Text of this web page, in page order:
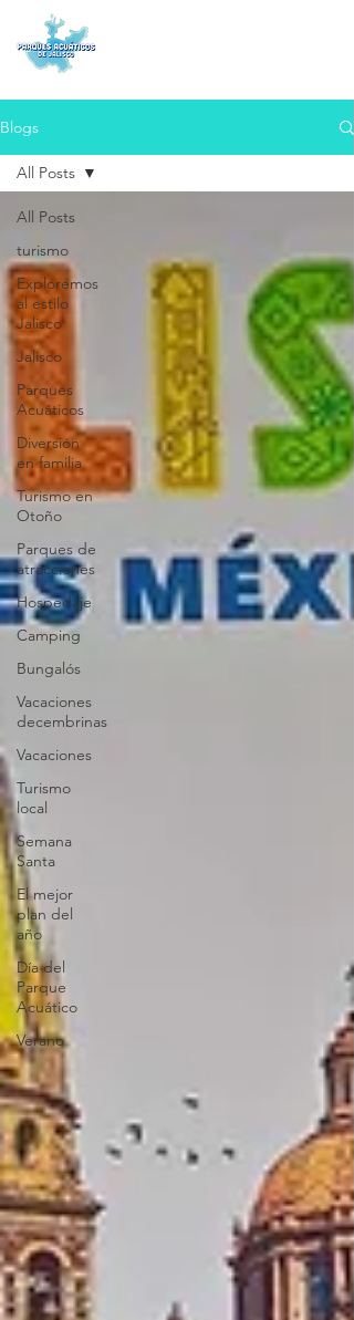
Blogs
All Posts
turismo
Exploremos
al estilo
Jalisco
Jalisco
Parques
Acuáticos
Diversión
en familia
Turismo en
Otoño
Parques de
atracciones
Hospedaje
Camping
Bungalós
Vacaciones
decembrinas
Vacaciones
Turismo
local
Semana
Santa
El mejor
plan del
año
Día del
Parque
Acuático
Verano
All Posts